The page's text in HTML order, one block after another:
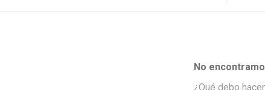
No
¿Qué debo